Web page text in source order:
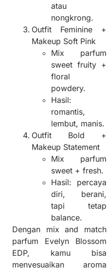
atau
nongkrong.
Outfit Feminine +
Makeup Soft Pink
Mix parfum
sweet fruity +
floral
powdery.
Hasil:
romantis,
lembut, manis.
Outfit Bold +
Makeup Statement
Mix parfum
sweet + fresh.
Hasil: percaya
diri, berani,
tapi tetap
balance.
Dengan mix and match
parfum Evelyn Blossom
EDP, kamu bisa
menyesuaikan aroma